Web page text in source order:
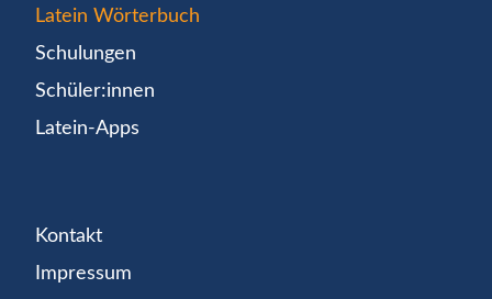
Latein Wörterbuch
Schulungen
Schüler:innen
Latein-Apps
Kontakt
Impressum